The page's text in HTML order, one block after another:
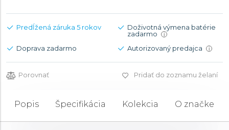
Predĺžená záruka 5 rokov
Doživotná výmena batérie
zadarmo
i
Doprava zadarmo Autorizovaný predajca i
Porovnať Pridať do zoznamu želaní
Popis Špecifikácia Kolekcia O značke